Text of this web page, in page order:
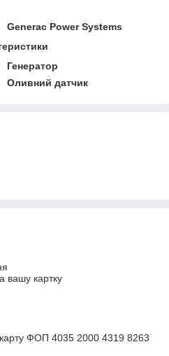
Generac Power Systems
Генератор
Оливний датчик
вашу картку
ФОП 4035 2000 4319 8263